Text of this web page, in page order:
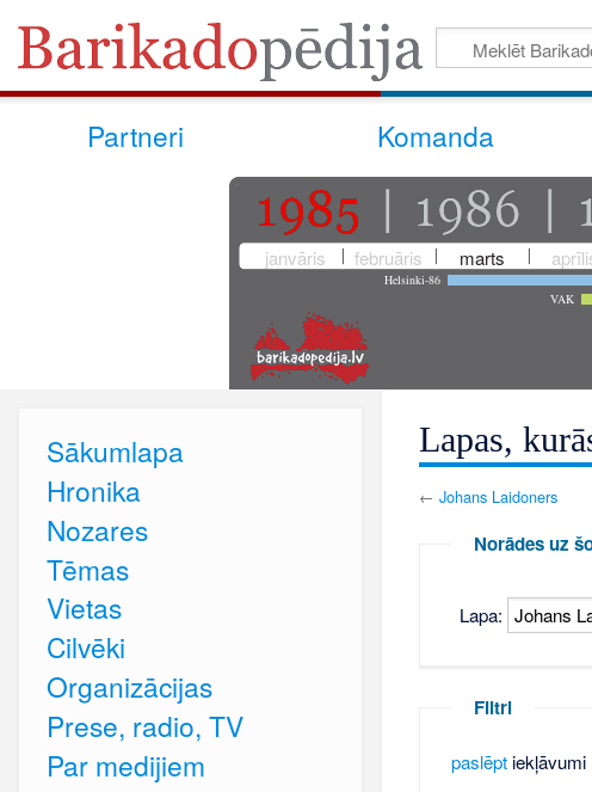
Partneri Komanda
janvāris februāris marts
Helsinki-86
VAK
Lapas,
← Johans Laidoners
Norādes uz
Lapa:
Filtri
paslēpt
Sākumlapa
Hronika
Nozares
Tēmas
Vietas
Cilvēki
Organizācijas
Prese, radio, TV
Par medijiem